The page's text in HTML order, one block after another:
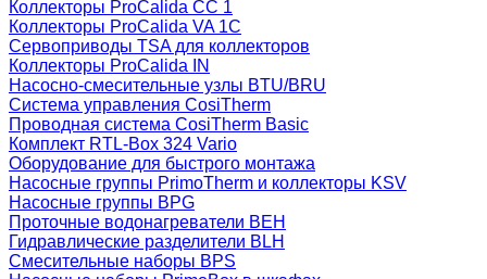
Коллекторы ProCalida CC 1
Коллекторы ProCalida VA 1C
Сервоприводы TSA для коллекторов
Коллекторы ProCalida IN
Насосно-смесительные узлы BTU/BRU
Система управления CosiTherm
Проводная система CosiTherm Basic
Комплект RTL‑Box 324 Vario
Оборудование для быстрого монтажа
Насосные группы PrimoTherm и коллекторы KSV
Насосные группы BPG
Проточные водонагреватели BEH
Гидравлические разделители BLH
Смесительные наборы BPS